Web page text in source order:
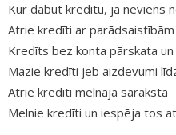
Kur dabūt kreditu, ja neviens
Atrie kredīti ar parādsaistībām
Kredīts bez konta pārskata
Mazie kredīti jeb aizdevumi
Atrie kredīti melnajā sarakstā
Melnie kredīti un iespēja tos